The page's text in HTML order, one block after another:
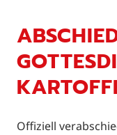
Offiziell